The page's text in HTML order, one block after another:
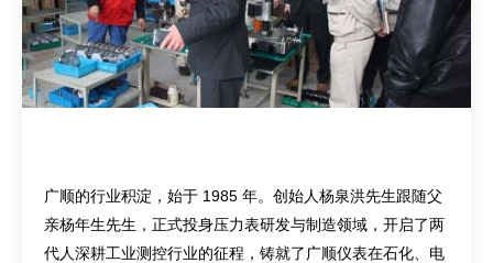
广顺的行业积淀，始于 1985 年。创始人杨泉洪先生跟随父
亲杨年生先生，正式投身压力表研发与制造领域，开启了两
代人深耕工业测控行业的征程，铸就了广顺仪表在石化、电